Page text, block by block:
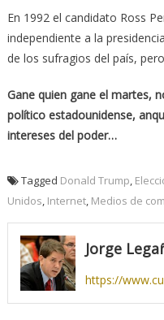
En 1992 el candidato Ross
independiente a la
de los sufragios del país,
Gane quien gane el martes,
político estadounidense,
intereses del poder…
Tagged Donald Trump,
Unidos, Internet, Medios de
Jorge
https://